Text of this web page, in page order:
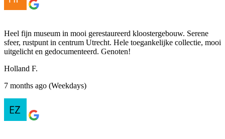
Heel fijn museum in mooi gerestaureerd kloostergebouw. Serene
sfeer, rustpunt in centrum Utrecht. Hele toegankelijke collectie, mooi
uitgelicht en gedocumenteerd. Genoten!
Holland F.
7 months ago (Weekdays)